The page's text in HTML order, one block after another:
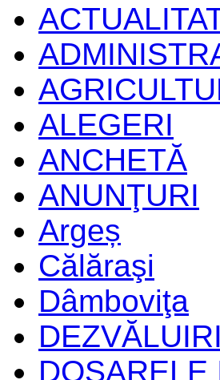
ALEGERI
ANCHETĂ
ANUNŢURI
Argeș
Călăraşi
Dâmboviţa
DEZVĂLUIRI
DOSARELE